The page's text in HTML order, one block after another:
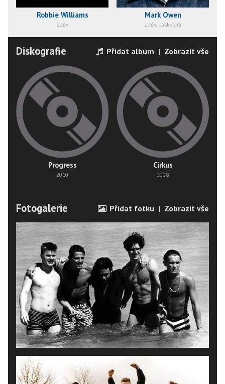
Robbie Williams
zpěv
Mark Owen
zpěv, baskytara
Diskografie Přidat album | Zobrazit vše
Progress
2010
Cirkus
2008
Fotogalerie Přidat fotku | Zobrazit vše